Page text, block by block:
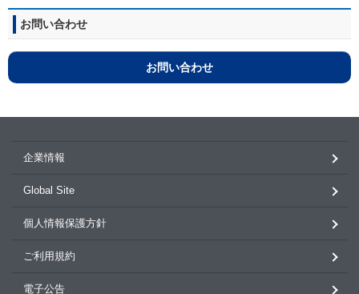
お問い合わせ
お問い合わせ
企業情報
Global Site
個人情報保護方針
ご利用規約
電子公告